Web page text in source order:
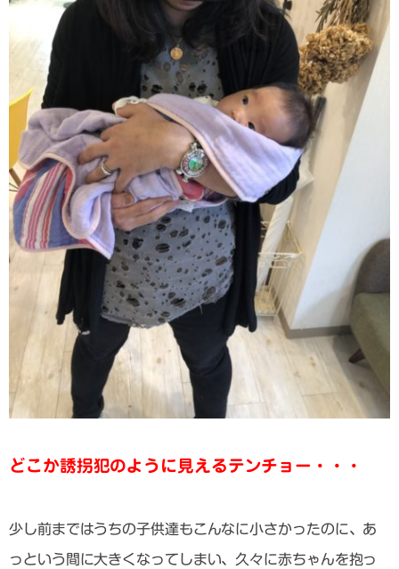
どこか誘拐犯のように見えるテンチョー・・・
少し前まではうちの子供達もこんなに小さかったのに、あ
っという間に大きくなってしまい、久々に赤ちゃんを抱っ